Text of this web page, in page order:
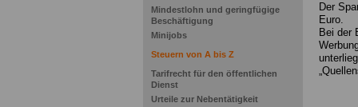
Mindestlohn und geringfügige
Beschäftigung
Minijobs
Steuern von A bis Z
Tarifrecht für den öffentlichen
Dienst
Urteile zur Nebentätigkeit
Der
Euro.
Bei der